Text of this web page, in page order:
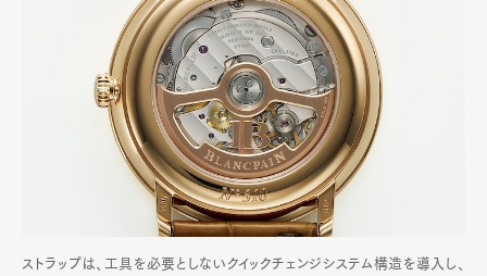
ストラップは、工具を必要としないクイックチェンジシステム構造を導入し、